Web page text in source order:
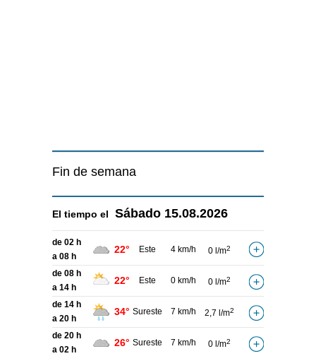
Fin de semana
El tiempo el Sábado 15.08.2026
de 02 h
a 08 h
22° Este 4 km/h 0 l/m2
de 08 h
a 14 h
22° Este 0 km/h 0 l/m2
de 14 h
a 20 h
34° Sureste 7 km/h 2,7 l/m2
de 20 h
a 02 h
26° Sureste 7 km/h 0 l/m2